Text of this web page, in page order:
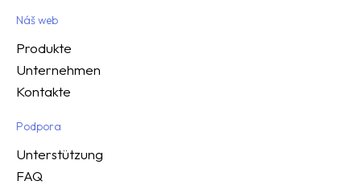
Náš web
Produkte
Unternehmen
Kontakte
Podpora
Unterstützung
FAQ